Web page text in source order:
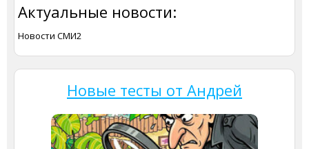
Актуальные новости:
Новости СМИ2
Новые тесты от Андрей